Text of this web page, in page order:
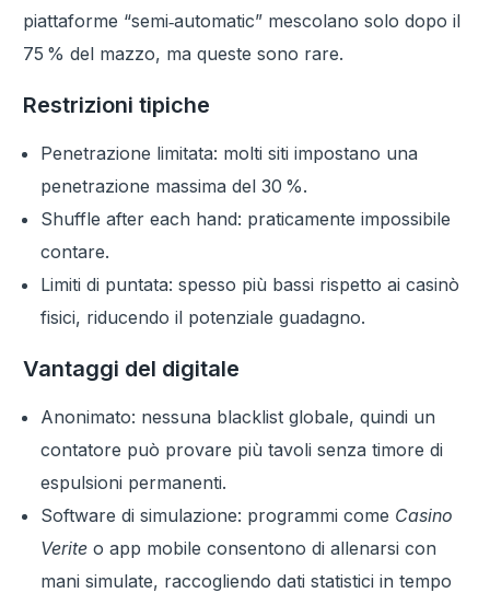
piattaforme “semi‑automatic” mescolano solo dopo il
75 % del mazzo, ma queste sono rare.
Restrizioni tipiche
Penetrazione limitata: molti siti impostano una
penetrazione massima del 30 %.
Shuffle after each hand: praticamente impossibile
contare.
Limiti di puntata: spesso più bassi rispetto ai casinò
fisici, riducendo il potenziale guadagno.
Vantaggi del digitale
Anonimato: nessuna blacklist globale, quindi un
contatore può provare più tavoli senza timore di
espulsioni permanenti.
Software di simulazione: programmi come Casino
Verite o app mobile consentono di allenarsi con
mani simulate, raccogliendo dati statistici in tempo